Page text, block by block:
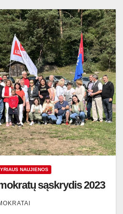
NAUJIENOS
sąskrydis 2023